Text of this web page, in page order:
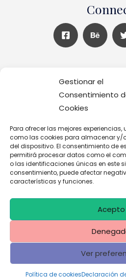
Gestionar el
Consentimiento
Cookies
Para ofrecer las mejores
como las cookies para almacenar y/
del dispositivo. El consentimiento de
permitirá procesar datos como el
o las identificaciones únicas en este
consentimiento, puede afectar
características y funciones.
Acepto
Ver
Política de cookiesDeclaración